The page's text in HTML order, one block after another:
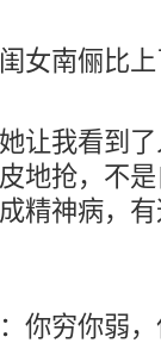
女南俪比
让我看到
地抢，不
精神病，
你穷你弱